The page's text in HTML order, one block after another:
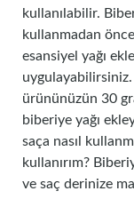
kullanılabilir.
kullanmadan
esansiyel yağı
ürününüzün 30
biberiye yağı
saça nasıl
kullanırım?
ve saç derinize